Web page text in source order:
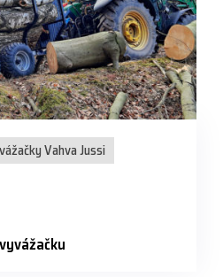
Vahva Jussi